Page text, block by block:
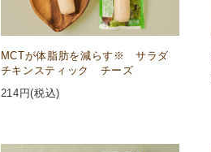
MCTが体脂肪を減らす※ サラダ
チキンスティック チーズ
214 円(税込)